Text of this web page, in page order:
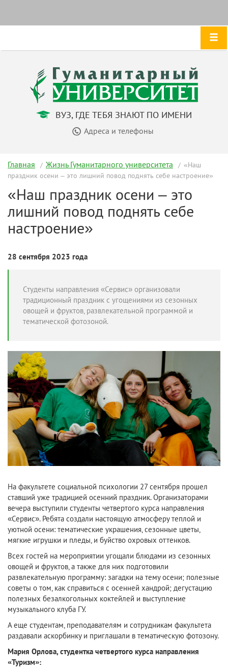
ВУЗ, ГДЕ ТЕБЯ ЗНАЮТ ПО ИМЕНИ
Адреса и телефоны
Главная Жизнь Гуманитарного университета
«Наш
праздник осени – это лишний повод поднять себе настроение»
«Наш праздник осени – это
лишний повод поднять себе
настроение»
28 сентября 2023 года
Студенты направления «Сервис» организовали
традиционный праздник с угощениями из сезонных
овощей и фруктов, развлекательной программой и
тематической фотозоной.
На факультете социальной психологии 27 сентября прошел
ставший уже традицией осенний праздник. Организаторами
вечера выступили студенты четвертого курса направления
«Сервис». Ребята создали настоящую атмосферу теплой и
уютной осени: тематические украшения, сезонные цветы,
мягкие игрушки и пледы, и буйство охровых оттенков.
Всех гостей на мероприятии угощали блюдами из сезонных
овощей и фруктов, а также для них подготовили
развлекательную программу: загадки на тему осени; полезные
советы о том, как справиться с осенней хандрой; дегустацию
полезных безалкогольных коктейлей и выступление
музыкального клуба ГУ.
А еще студентам, преподавателям и сотрудникам факультета
раздавали аскорбинку и приглашали в тематическую фотозону.
Мария Орлова, студентка четвертого курса направления
«Туризм»: